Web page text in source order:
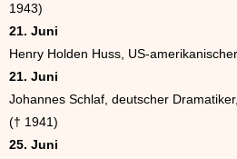
1943)
21. Juni
Henry Holden Huss, US-
21. Juni
Johannes Schlaf, deutscher
(† 1941)
25. Juni